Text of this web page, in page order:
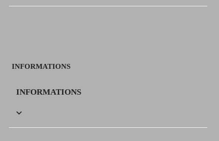
INFORMATIONS
INFORMATIONS
